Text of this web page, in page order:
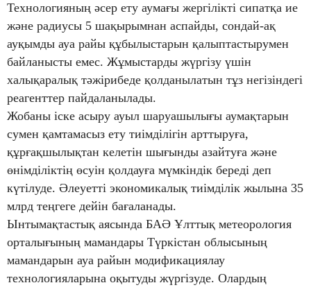
Технологияның әсер ету аумағы жергілікті сипатқа ие
және радиусы 5 шақырымнан аспайды, сондай-ақ
ауқымды ауа райы құбылыстарын қалыптастырумен
байланысты емес. Жұмыстарды жүргізу үшін
халықаралық тәжірибеде қолданылатын тұз негізіндегі
реагенттер пайдаланылады.
Жобаны іске асыру ауыл шаруашылығы аумақтарын
сумен қамтамасыз ету тиімділігін арттыруға,
құрғақшылықтан келетін шығынды азайтуға және
өнімділіктің өсуін қолдауға мүмкіндік береді деп
күтілуде. Әлеуетті экономикалық тиімділік жылына 35
млрд теңгеге дейін бағаланады.
Ынтымақтастық аясында БАӘ Ұлттық метеорология
орталығының мамандары Түркістан облысының
мамандарын ауа райын модификациялау
технологияларына оқытуды жүргізуде. Олардың